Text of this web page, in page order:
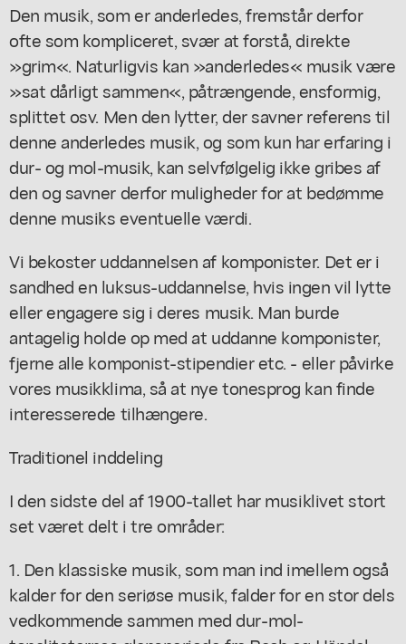
Den musik, som er anderledes, fremstår derfor
ofte som kompliceret, svær at forstå, direkte
»grim«. Naturligvis kan »anderledes« musik være
»sat dårligt sammen«, påtrængende, ensformig,
splittet osv. Men den lytter, der savner referens til
denne anderledes musik, og som kun har erfaring i
dur- og mol-musik, kan selvfølgelig ikke gribes af
den og savner derfor muligheder for at bedømme
denne musiks eventuelle værdi.
Vi bekoster uddannelsen af komponister. Det er i
sandhed en luksus-uddannelse, hvis ingen vil lytte
eller engagere sig i deres musik. Man burde
antagelig holde op med at uddanne komponister,
fjerne alle komponist-stipendier etc. - eller påvirke
vores musikklima, så at nye tonesprog kan finde
interesserede tilhængere.
Traditionel inddeling
I den sidste del af 1900-tallet har musiklivet stort
set været delt i tre områder:
1. Den klassiske musik, som man ind imellem også
kalder for den seriøse musik, falder for en stor dels
vedkommende sammen med dur-mol-